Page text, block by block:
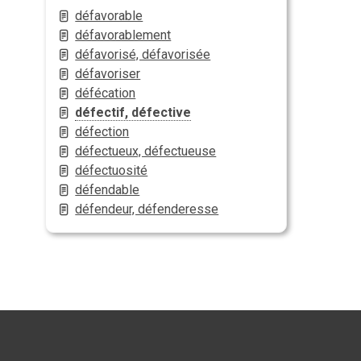
défavorable
défavorablement
défavorisé, défavorisée
défavoriser
défécation
défectif, défective
défection
défectueux, défectueuse
défectuosité
défendable
défendeur, défenderesse